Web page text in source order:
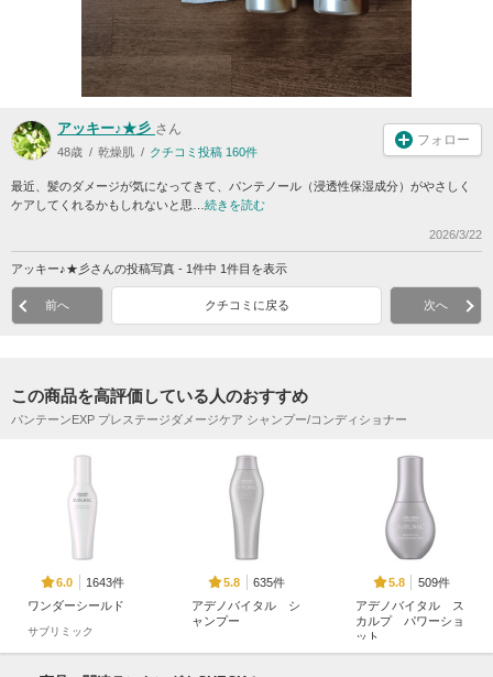
アッキー♪★彡 さん
48歳 乾燥肌 クチコミ投稿 160件
フォロー
最近、髪のダメージが気になってきて、パンテノール（浸透性保湿成分）がやさしく
ケアしてくれるかもしれないと思… 続きを読む
2026/3/22
アッキー♪★彡さんの投稿写真 - 1件中 1件目を表示
前へ クチコミに戻る 次へ
この商品を高評価している人のおすすめ
パンテーンEXP プレステージダメージケア シャンプー/コンディショナー
6.0
1643件
ワンダーシールド
サブリミック
5.8
635件
アデノバイタル シ
ャンプー
5.8
509件
アデノバイタル ス
カルプ パワーショ
ット